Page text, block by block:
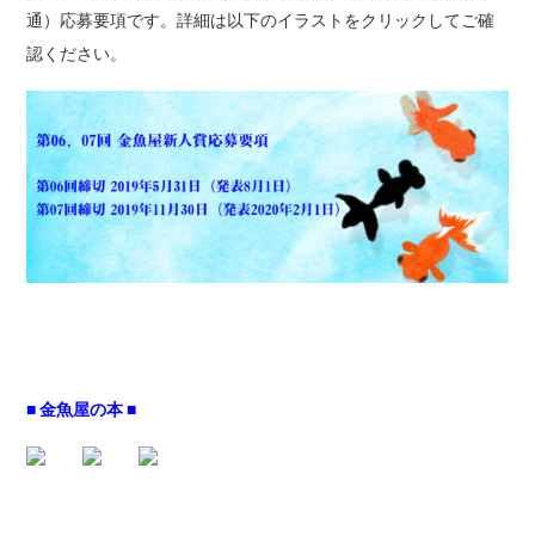
通）応募要項です。詳細は以下のイラストをクリックしてご確
認ください。
■ 金魚屋の本 ■